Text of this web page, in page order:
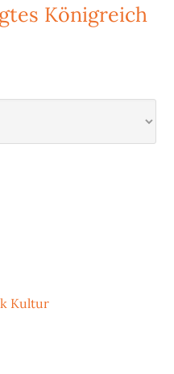
Königreich
Kultur